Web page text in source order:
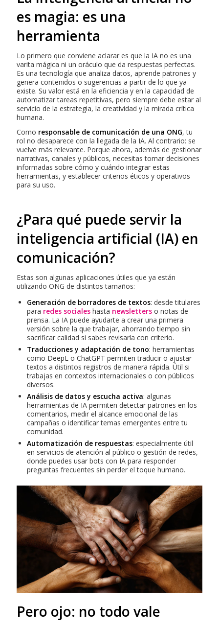
es magia: es una
herramienta
Lo primero que conviene aclarar es que la IA no es una
varita mágica ni un oráculo que da respuestas perfectas.
Es una tecnología que analiza datos, aprende patrones y
genera contenidos o sugerencias a partir de lo que ya
existe. Su valor está en la eficiencia y en la capacidad de
automatizar tareas repetitivas, pero siempre debe estar al
servicio de la estrategia, la creatividad y la mirada crítica
humana.
Como responsable de comunicación de una ONG, tu
rol no desaparece con la llegada de la IA. Al contrario: se
vuelve más relevante. Porque ahora, además de gestionar
narrativas, canales y públicos, necesitas tomar decisiones
informadas sobre cómo y cuándo integrar estas
herramientas, y establecer criterios éticos y operativos
para su uso.
¿Para qué puede servir la
inteligencia artificial (IA)en
comunicación?
Estas son algunas aplicaciones útiles que ya están
utilizando ONG de distintos tamaños:
Generación de borradores de textos: desde titulares
para redes socialeshasta newsletters o notas de
prensa. La IA puede ayudarte a crear una primera
versión sobre la que trabajar, ahorrando tiempo sin
sacrificar calidad si sabes revisarla con criterio.
Traducciones y adaptación de tono: herramientas
como DeepL o ChatGPT permiten traducir o ajustar
textos a distintos registros de manera rápida. Útil si
trabajas en contextos internacionales o con públicos
diversos.
Análisis de datos y escucha activa: algunas
herramientas de IA permiten detectar patrones en los
comentarios, medir el alcance emocional de las
campañas o identificar temas emergentes entre tu
comunidad.
Automatización de respuestas: especialmente útil
en servicios de atención al público o gestión de redes,
donde puedes usar bots con IA para responder
preguntas frecuentes sin perder el toque humano.
Pero ojo: no todo vale